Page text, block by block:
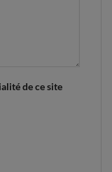
de ce site